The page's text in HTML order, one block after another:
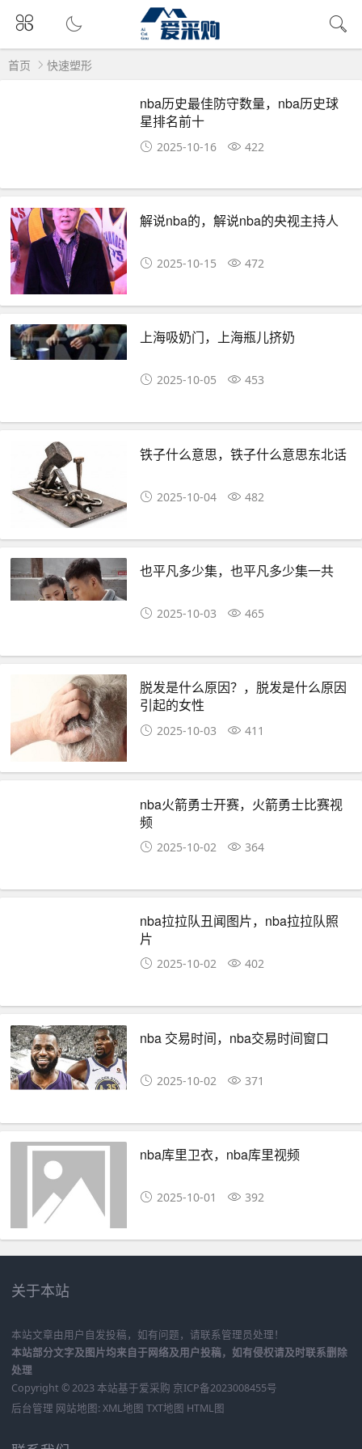
首页 快速塑形
nba历史最佳防守数量，nba历史球
星排名前十
2025-10-16 422
解说nba的，解说nba的央视主持人
2025-10-15 472
上海吸奶门，上海瓶儿挤奶
2025-10-05 453
铁子什么意思，铁子什么意思东北话
2025-10-04 482
也平凡多少集，也平凡多少集一共
2025-10-03 465
脱发是什么原因？，脱发是什么原因
引起的女性
2025-10-03 411
nba火箭勇士开赛，火箭勇士比赛视
频
2025-10-02 364
nba拉拉队丑闻图片，nba拉拉队照
片
2025-10-02 402
nba 交易时间，nba交易时间窗口
2025-10-02 371
nba库里卫衣，nba库里视频
2025-10-01 392
关于本站
本站文章由用户自发投稿，如有问题，请联系管理员处理！
本站部分文字及图片均来自于网络及用户投稿，如有侵权请及时联系删除
处理
Copyright © 2023 本站基于爱采购 京ICP备2023008455号
后台管理 网站地图: XML地图 TXT地图 HTML图